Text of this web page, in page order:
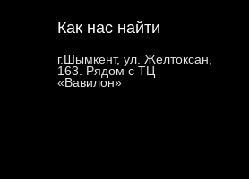
Как нас найти
г.Шымкент, ул. Желтоксан,
163. Рядом с ТЦ
«Вавилон»